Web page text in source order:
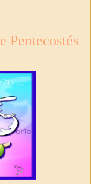
Pentecostés